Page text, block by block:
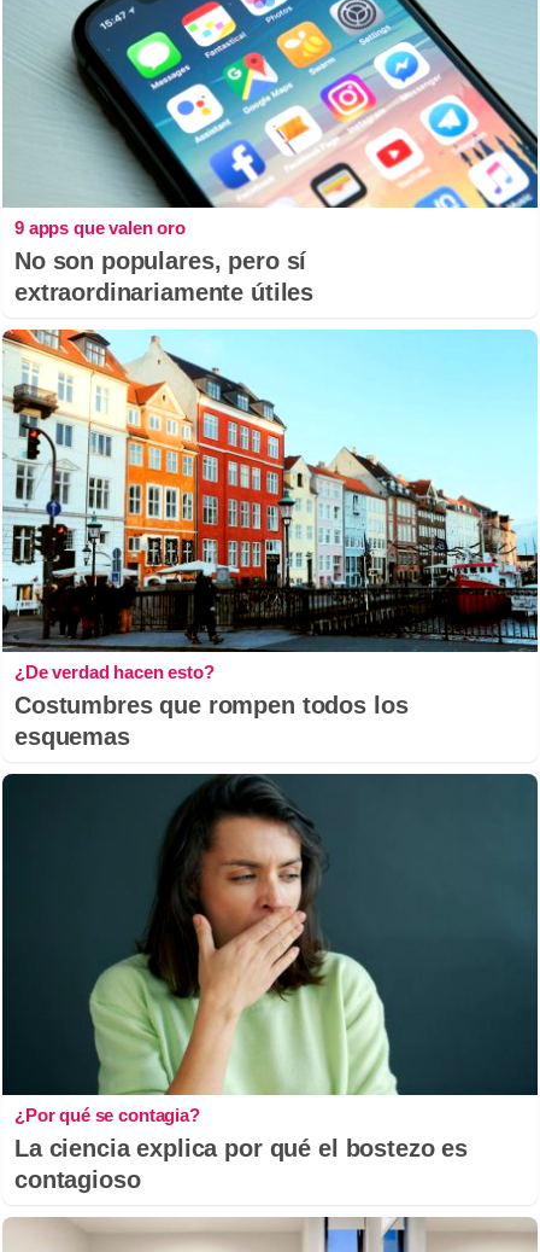
9 apps que valen oro
No son populares, pero sí
extraordinariamente útiles
¿De verdad hacen esto?
Costumbres que rompen todos los
esquemas
¿Por qué se contagia?
La ciencia explica por qué el bostezo es
contagioso